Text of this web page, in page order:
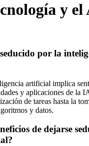
y el
por la
artificial implica
y aplicaciones de la
de tareas hasta la
y datos.
de dejarse